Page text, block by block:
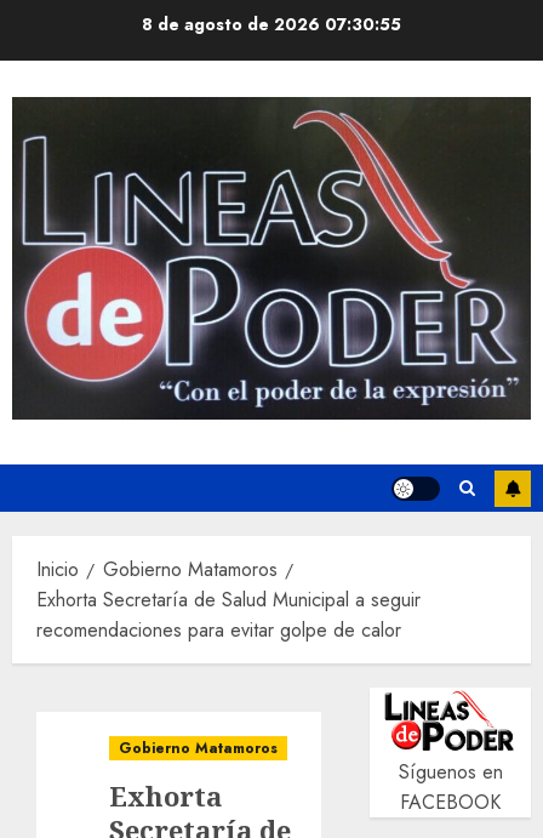
8 de agosto de 2026 07:30:55
Inicio
Gobierno Matamoros
Exhorta Secretaría de Salud Municipal a seguir
recomendaciones para evitar golpe de calor
Gobierno Matamoros
Exhorta
Secretaría de
Síguenos en
FACEBOOK